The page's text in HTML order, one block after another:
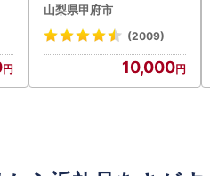
〉山梨県産 シャインマス
カット 2～3房（1.0kg以
N-Limited-SP
山梨県甲府市
(2009)
10,000